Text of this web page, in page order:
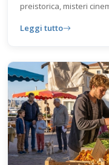
preistorica, misteri
Leggi tutto